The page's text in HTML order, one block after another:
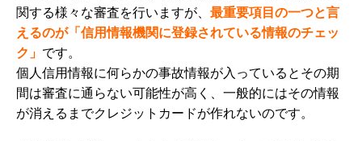
関する様々な審査を行いますが、 最重要項目の一つと言
えるのが「信用情報機関に登録されている情報のチェッ
ク」 です。
個人信用情報に何らかの事故情報が入っているとその期
間は審査に通らない可能性が高く、一般的にはその情報
が消えるまでクレジットカードが作れないのです。